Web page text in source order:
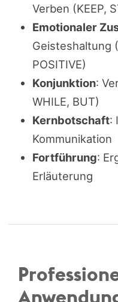
Verben (KEEP,
Emotionaler
Geisteshaltung
POSITIVE)
Konjunktion:
WHILE, BUT)
Kernbotschaft:
Kommunikation
Fortführung:
Erläuterung